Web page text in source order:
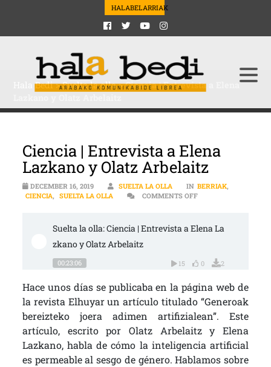
HALABELARRIAK
Hala Bedi>Suelta la olla>Ciencia | Entrevista a Elena
Ciencia | Entrevista a Elena
Lazkano y Olatz Arbelaitz
DECEMBER 16, 2019 SUELTA LA OLLA IN BERRIAK,
CIENCIA, SUELTA LA OLLA COMMENTS OFFON CIENCIA |
Suelta la olla: Ciencia | Entrevista a Elena La
zkano y Olatz Arbelaitz
00:23:06 15 0 2
Hace unos días se publicaba en la página web de
la revista Elhuyar un artículo titulado “Generoak
bereizteko joera adimen artifizialean”. Este
artículo, escrito por Olatz Arbelaitz y Elena
Lazkano, habla de cómo la inteligencia artificial
es permeable al sesgo de género. Hablamos sobre